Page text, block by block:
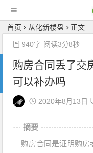
首页 从化新楼盘 正文
购房合同丢了交
可以补办吗
2020年8月13日
940字 阅读3分8秒
摘要
购房合同是证明购房